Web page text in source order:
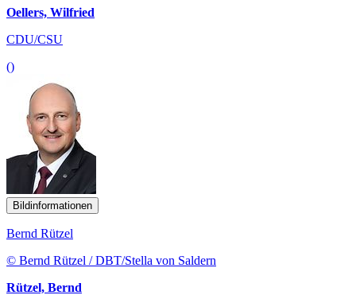
Oellers, Wilfried
CDU/CSU
()
Bildinformationen
Bernd Rützel
© Bernd Rützel / DBT/Stella von Saldern
Rützel, Bernd